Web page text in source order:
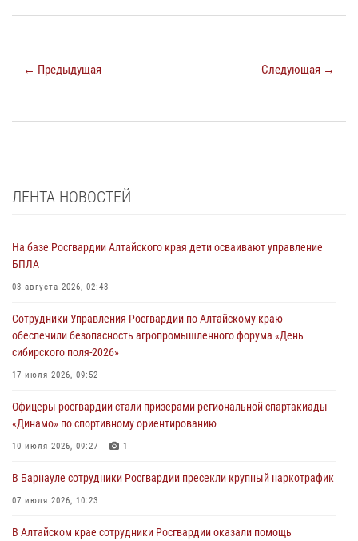
← Предыдущая Следующая →
ЛЕНТА НОВОСТЕЙ
На базе Росгвардии Алтайского края дети осваивают управление
БПЛА
03 августа 2026, 02:43
Сотрудники Управления Росгвардии по Алтайскому краю
обеспечили безопасность агропромышленного форума «День
сибирского поля-2026»
17 июля 2026, 09:52
Офицеры росгвардии стали призерами региональной спартакиады
«Динамо» по спортивному ориентированию
10 июля 2026, 09:27 1
В Барнауле сотрудники Росгвардии пресекли крупный наркотрафик
07 июля 2026, 10:23
В Алтайском крае сотрудники Росгвардии оказали помощь